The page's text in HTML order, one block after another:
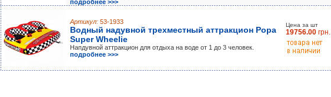
подробнее >>>
Артикул: 53-1933
Водный надувной трехместный аттракцион Popa
Super Wheelie
Напдувной аттракцион для отдыха на воде от 1 до 3 человек.
подробнее >>>
Цена за шт
19756.00 грн.